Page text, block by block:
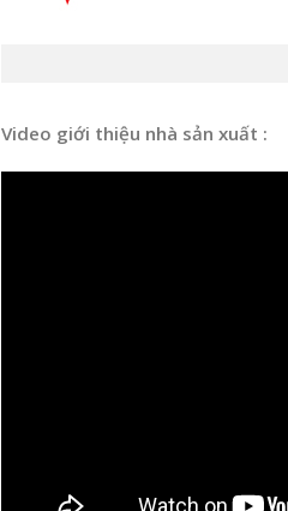
Video giới thiệu nhà sản xuất :